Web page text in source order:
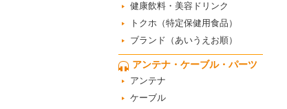
健康飲料・美容ドリンク
トクホ（特定保健用食品）
ブランド（あいうえお順）
アンテナ・ケーブル・パーツ
アンテナ
ケーブル